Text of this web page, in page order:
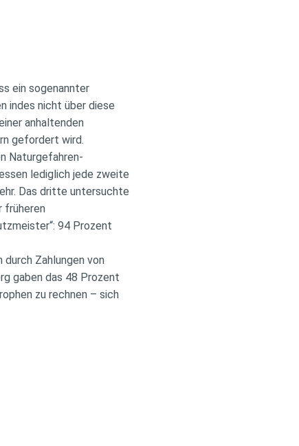
ein sogenannter
indes nicht über diese
anhaltenden
gefordert wird.
Naturgefahren-
lediglich jede zweite
Das dritte untersuchte
früheren
94 Prozent
Zahlungen von
gaben das 48 Prozent
zu rechnen – sich